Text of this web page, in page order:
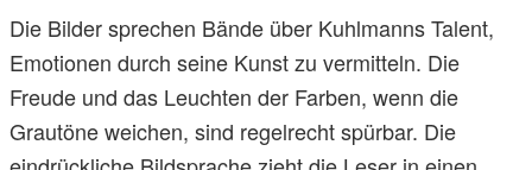
Die Bilder sprechen Bände über Kuhlmanns Talent,
Emotionen durch seine Kunst zu vermitteln. Die
Freude und das Leuchten der Farben, wenn die
Grautöne weichen, sind regelrecht spürbar. Die